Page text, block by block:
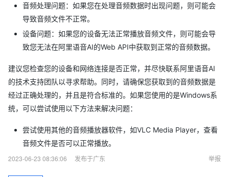
音频处理问题：如果您在处理音频数据时出现问题，则可能会
导致音频文件不正常。
设备问题：如果您的设备无法正常播放音频文件，则可能会导
致您无法在阿里语音AI的Web API中获取到正常的音频数据。
建议您检查您的设备和网络连接是否正常，并尽快联系阿里语音AI
的技术支持团队以寻求帮助。同时，请确保您获取到的音频数据是
经过正确处理的，并且是符合标准的。如果您使用的是Windows系
统，可以尝试使用以下方法来解决问题：
尝试使用其他的音频播放器软件，如VLC Media Player，查看
音频文件是否可以正常播放。
2023-06-23 08:36:06
发布于广东 举报